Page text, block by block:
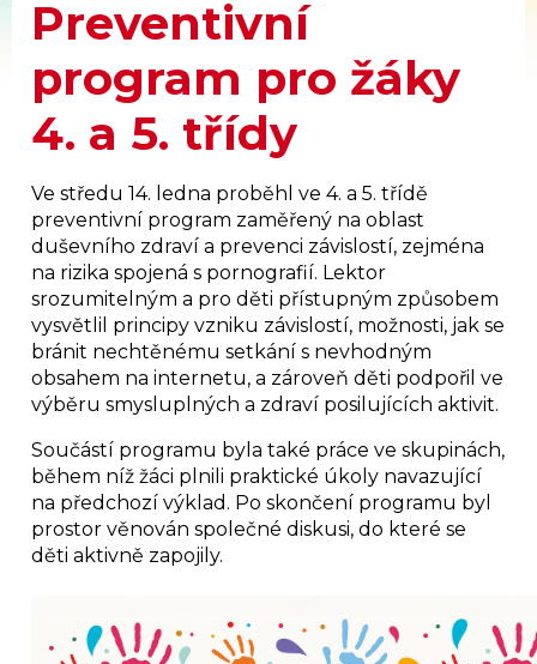
Preventivní
program pro žáky
4. a 5. třídy
Ve středu 14. ledna proběhl ve 4. a 5. třídě
preventivní program zaměřený na oblast
duševního zdraví a prevenci závislostí, zejména
na rizika spojená s pornografií. Lektor
srozumitelným a pro děti přístupným způsobem
vysvětlil principy vzniku závislostí, možnosti, jak se
bránit nechtěnému setkání s nevhodným
obsahem na internetu, a zároveň děti podpořil ve
výběru smysluplných a zdraví posilujících aktivit.
Součástí programu byla také práce ve skupinách,
během níž žáci plnili praktické úkoly navazující
na předchozí výklad. Po skončení programu byl
prostor věnován společné diskusi, do které se
děti aktivně zapojily.